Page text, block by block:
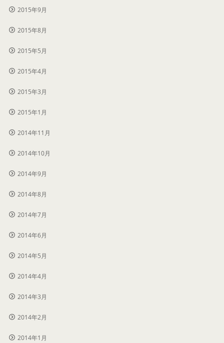
2015年9月
2015年8月
2015年5月
2015年4月
2015年3月
2015年1月
2014年11月
2014年10月
2014年9月
2014年8月
2014年7月
2014年6月
2014年5月
2014年4月
2014年3月
2014年2月
2014年1月